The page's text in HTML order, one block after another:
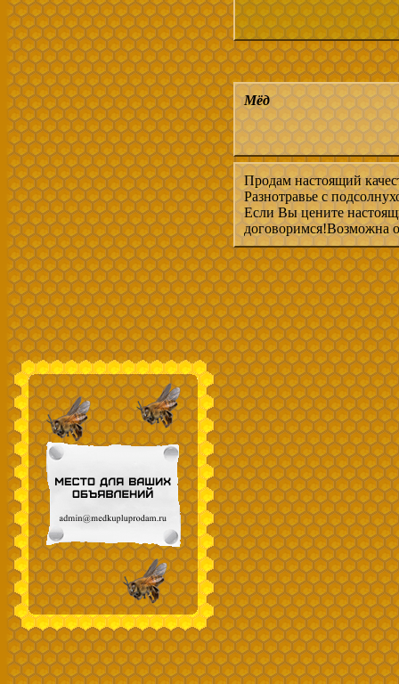
Мёд
Продам настоящий
Разнотравье с
Если Вы цените
договоримся!Возможна